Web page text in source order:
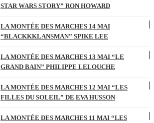
STAR WARS STORY” RON HOWARD
LA MONTÉE DES MARCHES 14 MAI
“BLACKKKLANSMAN” SPIKE LEE
LA MONTÉE DES MARCHES 13 MAI “LE
GRAND BAIN” PHILIPPE LELOUCHE
LA MONTÉE DES MARCHES 12 MAI “LES
FILLES DU SOLEIL” DE EVA HUSSON
LA MONTÉE DES MARCHES 11 MAI “LES